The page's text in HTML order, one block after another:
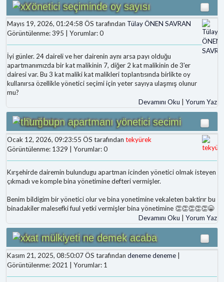
Yönetici seçiminde oy sayısı
Mayıs 19, 2026, 01:24:58 ÖS tarafından Tülay ÖNEN SAVRAN
Görüntülenme: 395 | Yorumlar: 0
İyi günler. 24 daireli ve her dairenin aynı arsa payı olduğu
apartmanımızda bir kat malikinin 7, diğer 2 kat malikinin de 3'er
dairesi var. Bu 3 kat maliki kat malikleri toplantısında birlikte oy
kullanırsa özellikle yönetici seçimi için yeter sayıya ulaşmış olunur
mu?
Devamını Oku
Yorum Yaz
Dağıstan apartmanı yönetici secimi
Ocak 12, 2026, 09:23:55 ÖS tarafından tekyürek
Görüntülenme: 1329 | Yorumlar: 0
Kırşehirde dairemin bulundugu apartman icinden yönetici olmak isteyen
çıkmadı ve komple bina yönetimine defteri vermişler.
Benim bildigim bir yönetici olur ve bina yonetimine vekaleten baktirır bu
binadakiler malesefki fuul yetki vermişler bina yönetimine 👏👏👏👏👏😁
Devamını Oku
Yorum Yaz
kat mülkiyeti ne demek acaba
Kasım 21, 2025, 08:50:07 ÖS tarafından deneme deneme
Görüntülenme: 2021 | Yorumlar: 1